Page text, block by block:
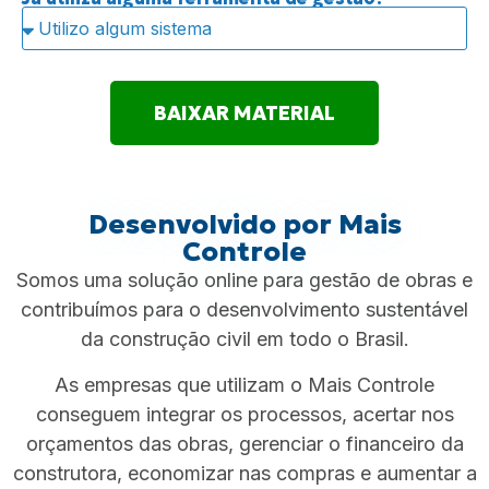
BAIXAR MATERIAL
Desenvolvido por Mais
Controle
Somos uma solução online para gestão de obras e
contribuímos para o desenvolvimento sustentável
da construção civil em todo o Brasil.
As empresas que utilizam o Mais Controle
conseguem integrar os processos, acertar nos
orçamentos das obras, gerenciar o financeiro da
construtora, economizar nas compras e aumentar a